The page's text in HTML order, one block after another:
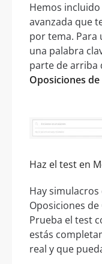
Hemos
avanzada que
por tema.
una palabra
parte de arriba
Oposiciones
Haz el test en
Hay
Oposiciones de
Prueba el test
estás
real y que